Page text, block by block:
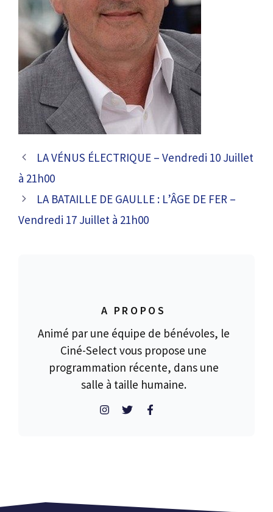
LA VÉNUS ÉLECTRIQUE – Vendredi 10 Juillet
à 21h00
LA BATAILLE DE GAULLE : L’ÂGE DE FER –
Vendredi 17 Juillet à 21h00
A PROPOS
Animé par une équipe de bénévoles, le
Ciné-Select vous propose une
programmation récente, dans une
salle à taille humaine.